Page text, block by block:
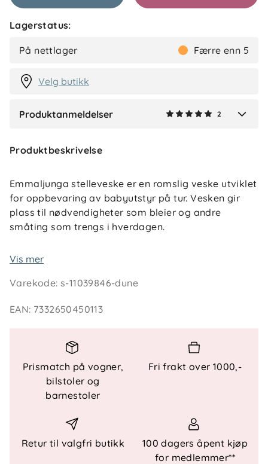
Lagerstatus:
På nettlager Færre enn 5
Velg butikk
Produktanmeldelser 2
SG
Produktbeskrivelse
Emmaljunga stelleveske er en romslig veske utviklet
for oppbevaring av babyutstyr på tur. Vesken gir
plass til nødvendigheter som bleier og andre
småting som trengs i hverdagen.
Den har flere praktiske rom for organisering, samt
bleieskift når man er ute.
Teknisk informasjon
Inkludert tilbehør
- Ja – vaskbar stellematte
Vis mer
Varekode:s-11039846-dune
EAN: 7332650450113
Prismatch på vogner,
bilstoler og
barnestoler
Fri frakt over 1000,-
Retur til valgfri butikk
100 dagers åpent kjøp
for medlemmer**